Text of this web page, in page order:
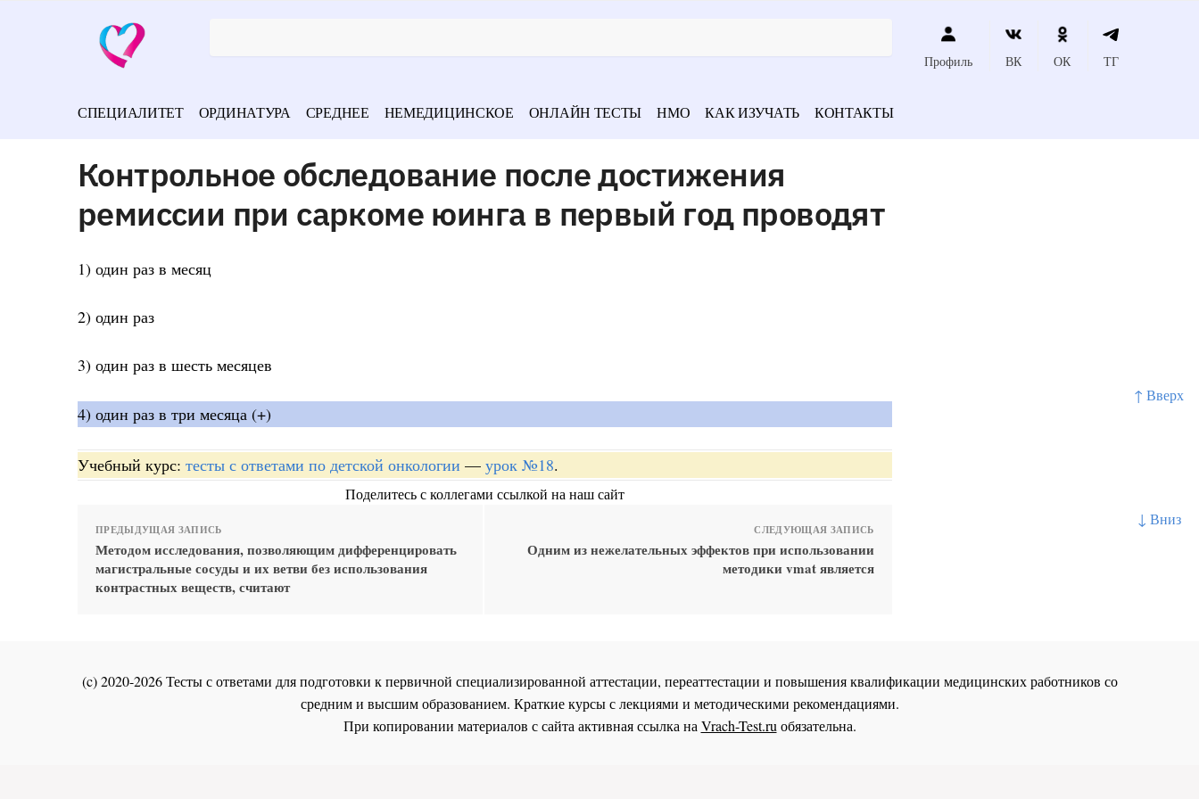
↑ Вверх
↓ Вниз
Профиль ВК ОК ТГ
СПЕЦИАЛИТЕТ ОРДИНАТУРА СРЕДНЕЕ НЕМЕДИЦИНСКОЕ ОНЛАЙН ТЕСТЫ НМО КАК ИЗУЧАТЬ КОНТАКТЫ
Контрольное обследование после достижения
ремиссии при саркоме юинга в первый год проводят
1) один раз в месяц
2) один раз
3) один раз в шесть месяцев
4) один раз в три месяца (+)
Учебный курс: тесты с ответами по детской онкологии — урок №18.
Поделитесь с коллегами ссылкой на наш сайт
ПРЕДЫДУЩАЯ ЗАПИСЬ
Методом исследования, позволяющим дифференцировать
магистральные сосуды и их ветви без использования
контрастных веществ, считают
СЛЕДУЮЩАЯ ЗАПИСЬ
Одним из нежелательных эффектов при использовании
методики vmat является
(c) 2020-2026 Тесты с ответами для подготовки к первичной специализированной аттестации, переаттестации и повышения квалификации медицинских работников со
средним и высшим образованием. Краткие курсы с лекциями и методическими рекомендациями.
При копировании материалов с сайта активная ссылка наVrach-Test.ruобязательна.